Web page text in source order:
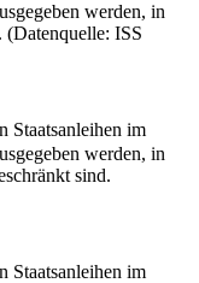
werden, in
ISS
Staatsanleihen im
werden, in
sind.
Staatsanleihen im